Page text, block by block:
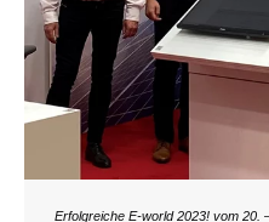
Erfolgreiche E-world 2023! vom 20.